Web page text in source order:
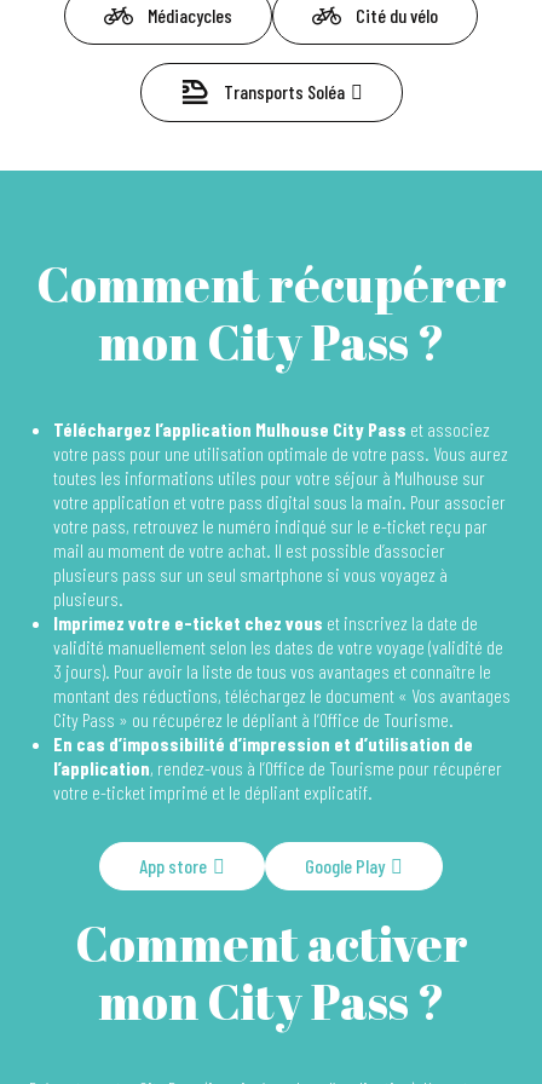
Médiacycles Cité du vélo
Transports Soléa
Comment récupérer
mon City Pass ?
Téléchargez l’application Mulhouse City Pass et associez
votre pass pour une utilisation optimale de votre pass. Vous aurez
toutes les informations utiles pour votre séjour à Mulhouse sur
votre application et votre pass digital sous la main. Pour associer
votre pass, retrouvez le numéro indiqué sur le e-ticket reçu par
mail au moment de votre achat. Il est possible d’associer
plusieurs pass sur un seul smartphone si vous voyagez à
plusieurs.
Imprimez votre e-ticket chez vous et inscrivez la date de
validité manuellement selon les dates de votre voyage (validité de
3 jours). Pour avoir la liste de tous vos avantages et connaître le
montant des réductions, téléchargez le document « Vos avantages
City Pass » ou récupérez le dépliant à l’Office de Tourisme.
En cas d’impossibilité d’impression et d’utilisation de
l’application, rendez-vous à l’Office de Tourisme pour récupérer
votre e-ticket imprimé et le dépliant explicatif.
App store Google Play
Comment activer
mon City Pass ?